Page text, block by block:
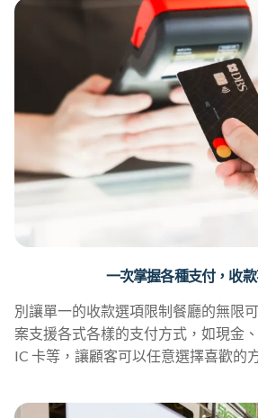
一次掌握各種支付，收
別讓單一的收款選項限制餐廳的無限
案支援各式各樣的支付方式，如現金
IC 卡等，讓顧客可以任意選擇喜歡的